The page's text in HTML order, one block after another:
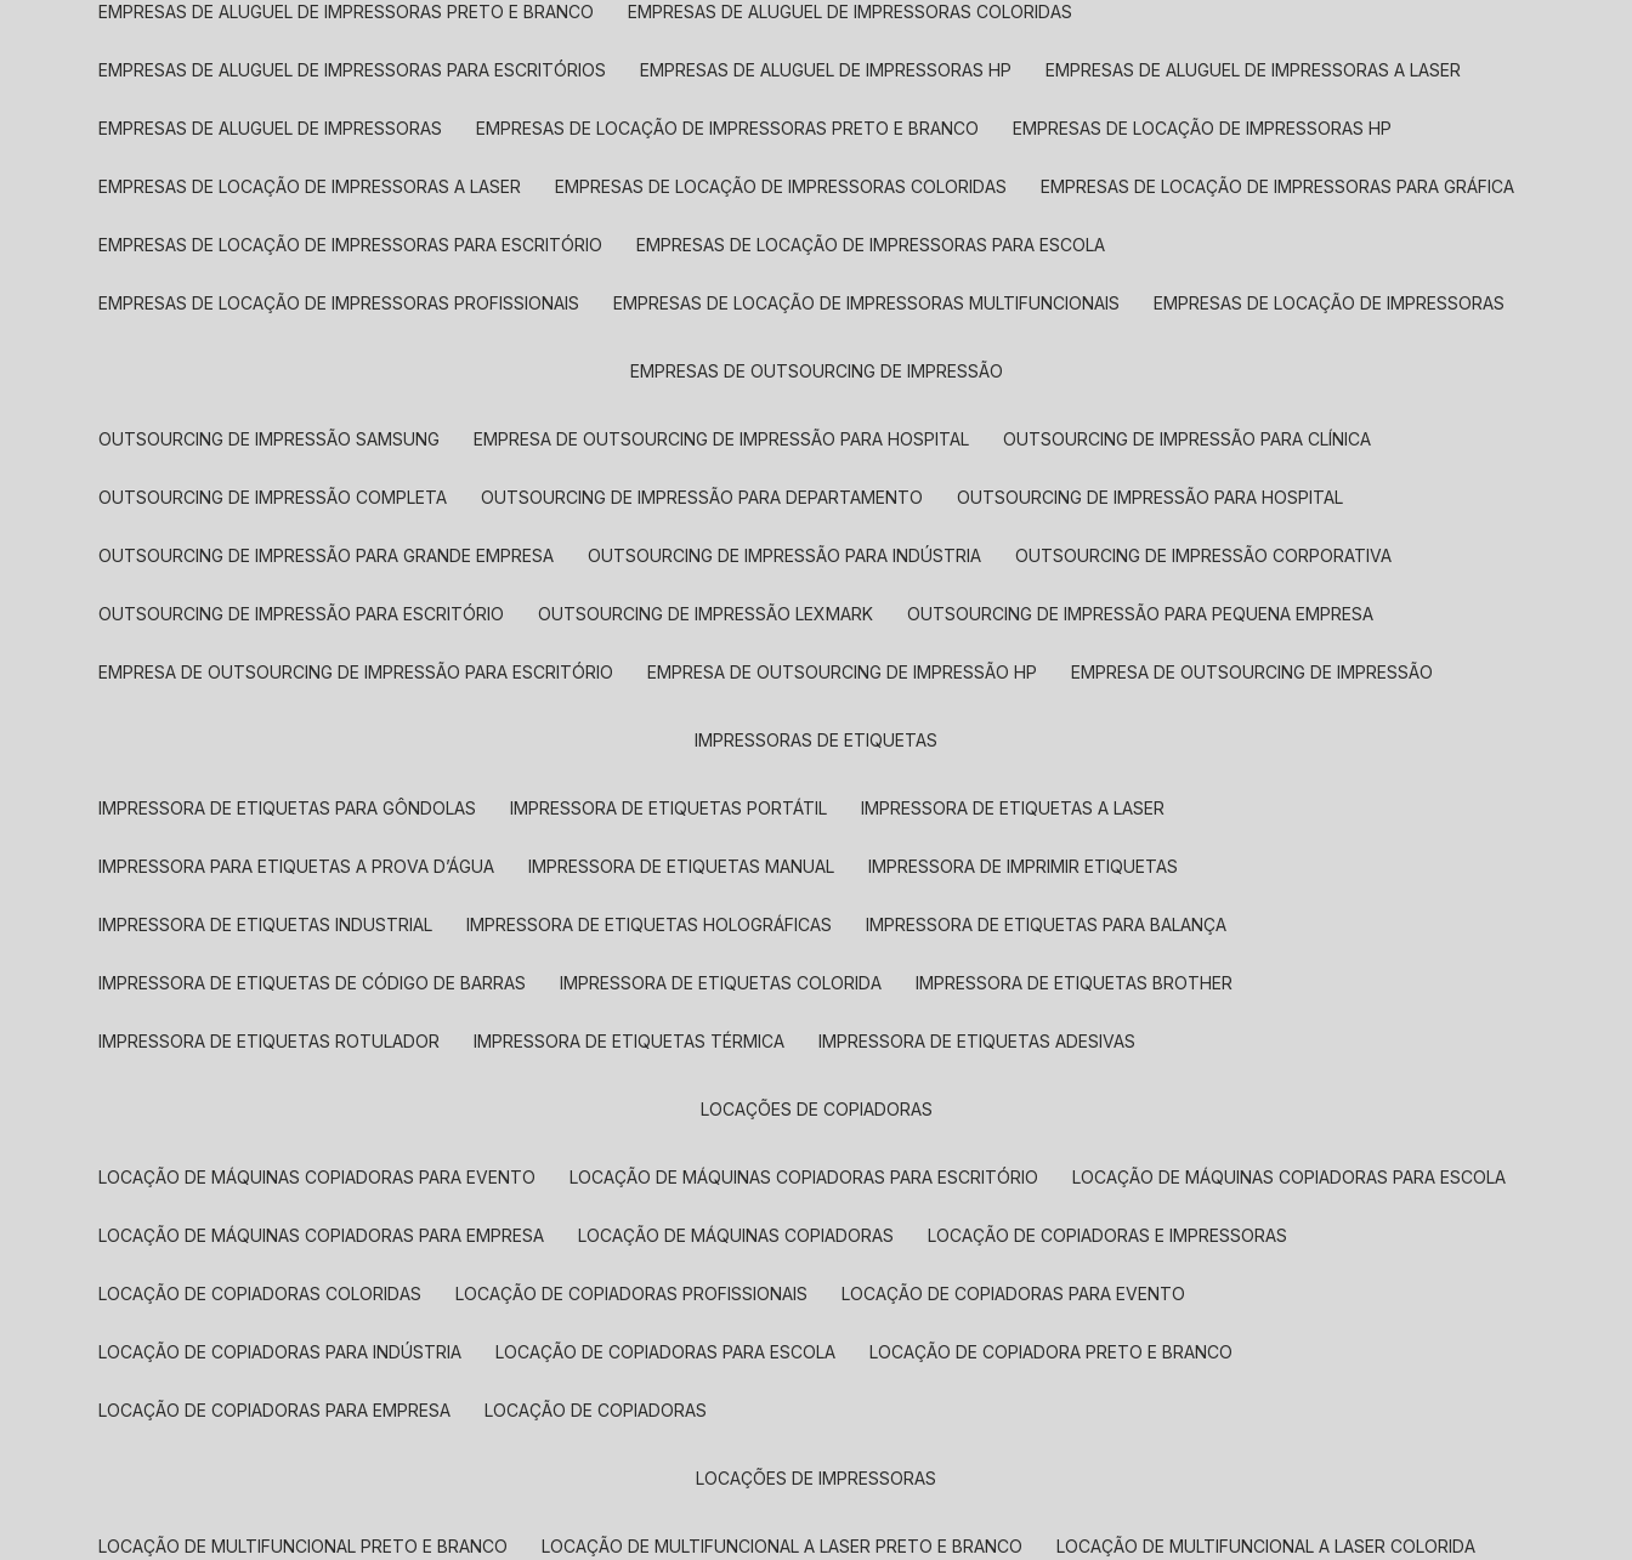
EMPRESAS DE ALUGUEL DE IMPRESSORAS PRETO E BRANCO EMPRESAS DE ALUGUEL DE IMPRESSORAS COLORIDAS
EMPRESAS DE ALUGUEL DE IMPRESSORAS PARA ESCRITÓRIOS EMPRESAS DE ALUGUEL DE IMPRESSORAS HP EMPRESAS DE ALUGUEL DE IMPRESSORAS A LASER
EMPRESAS DE ALUGUEL DE IMPRESSORAS EMPRESAS DE LOCAÇÃO DE IMPRESSORAS PRETO E BRANCO EMPRESAS DE LOCAÇÃO DE IMPRESSORAS HP
EMPRESAS DE LOCAÇÃO DE IMPRESSORAS A LASER EMPRESAS DE LOCAÇÃO DE IMPRESSORAS COLORIDAS EMPRESAS DE LOCAÇÃO DE IMPRESSORAS PARA GRÁFICA
EMPRESAS DE LOCAÇÃO DE IMPRESSORAS PARA ESCRITÓRIO EMPRESAS DE LOCAÇÃO DE IMPRESSORAS PARA ESCOLA
EMPRESAS DE LOCAÇÃO DE IMPRESSORAS PROFISSIONAIS EMPRESAS DE LOCAÇÃO DE IMPRESSORAS MULTIFUNCIONAIS EMPRESAS DE LOCAÇÃO DE IMPRESSORAS
EMPRESAS DE OUTSOURCING DE IMPRESSÃO
OUTSOURCING DE IMPRESSÃO SAMSUNG EMPRESA DE OUTSOURCING DE IMPRESSÃO PARA HOSPITAL OUTSOURCING DE IMPRESSÃO PARA CLÍNICA
OUTSOURCING DE IMPRESSÃO COMPLETA OUTSOURCING DE IMPRESSÃO PARA DEPARTAMENTO OUTSOURCING DE IMPRESSÃO PARA HOSPITAL
OUTSOURCING DE IMPRESSÃO PARA GRANDE EMPRESA OUTSOURCING DE IMPRESSÃO PARA INDÚSTRIA OUTSOURCING DE IMPRESSÃO CORPORATIVA
OUTSOURCING DE IMPRESSÃO PARA ESCRITÓRIO OUTSOURCING DE IMPRESSÃO LEXMARK OUTSOURCING DE IMPRESSÃO PARA PEQUENA EMPRESA
EMPRESA DE OUTSOURCING DE IMPRESSÃO PARA ESCRITÓRIO EMPRESA DE OUTSOURCING DE IMPRESSÃO HP EMPRESA DE OUTSOURCING DE IMPRESSÃO
IMPRESSORAS DE ETIQUETAS
IMPRESSORA DE ETIQUETAS PARA GÔNDOLAS IMPRESSORA DE ETIQUETAS PORTÁTIL IMPRESSORA DE ETIQUETAS A LASER
IMPRESSORA PARA ETIQUETAS A PROVA D’ÁGUA IMPRESSORA DE ETIQUETAS MANUAL IMPRESSORA DE IMPRIMIR ETIQUETAS
IMPRESSORA DE ETIQUETAS INDUSTRIAL IMPRESSORA DE ETIQUETAS HOLOGRÁFICAS IMPRESSORA DE ETIQUETAS PARA BALANÇA
IMPRESSORA DE ETIQUETAS DE CÓDIGO DE BARRAS IMPRESSORA DE ETIQUETAS COLORIDA IMPRESSORA DE ETIQUETAS BROTHER
IMPRESSORA DE ETIQUETAS ROTULADOR IMPRESSORA DE ETIQUETAS TÉRMICA IMPRESSORA DE ETIQUETAS ADESIVAS
LOCAÇÕES DE COPIADORAS
LOCAÇÃO DE MÁQUINAS COPIADORAS PARA EVENTO LOCAÇÃO DE MÁQUINAS COPIADORAS PARA ESCRITÓRIO LOCAÇÃO DE MÁQUINAS COPIADORAS PARA ESCOLA
LOCAÇÃO DE MÁQUINAS COPIADORAS PARA EMPRESA LOCAÇÃO DE MÁQUINAS COPIADORAS LOCAÇÃO DE COPIADORAS E IMPRESSORAS
LOCAÇÃO DE COPIADORAS COLORIDAS LOCAÇÃO DE COPIADORAS PROFISSIONAIS LOCAÇÃO DE COPIADORAS PARA EVENTO
LOCAÇÃO DE COPIADORAS PARA INDÚSTRIA LOCAÇÃO DE COPIADORAS PARA ESCOLA LOCAÇÃO DE COPIADORA PRETO E BRANCO
LOCAÇÃO DE COPIADORAS PARA EMPRESA LOCAÇÃO DE COPIADORAS
LOCAÇÕES DE IMPRESSORAS
LOCAÇÃO DE MULTIFUNCIONAL PRETO E BRANCO LOCAÇÃO DE MULTIFUNCIONAL A LASER PRETO E BRANCO LOCAÇÃO DE MULTIFUNCIONAL A LASER COLORIDA